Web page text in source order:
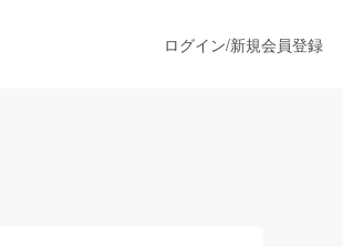
ログイン/新規会員登録